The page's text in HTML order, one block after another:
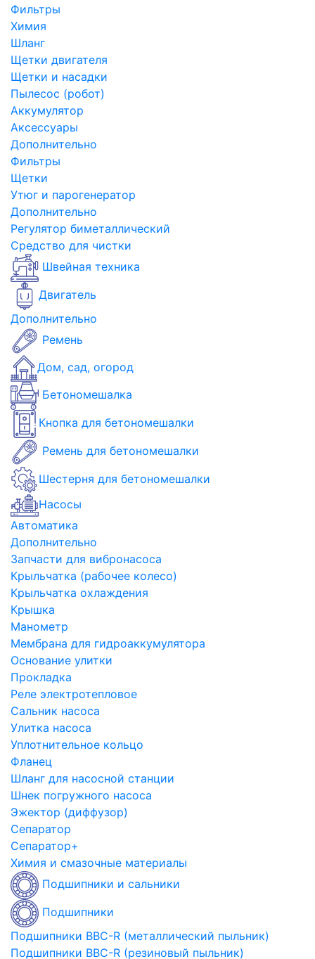
Фильтры
Химия
Шланг
Щетки двигателя
Щетки и насадки
Пылесос (робот)
Аккумулятор
Аксессуары
Дополнительно
Фильтры
Щетки
Утюг и парогенератор
Дополнительно
Регулятор биметаллический
Средство для чистки
Швейная техника
Двигатель
Дополнительно
Ремень
Дом, сад, огород
Бетономешалка
Кнопка для бетономешалки
Ремень для бетономешалки
Шестерня для бетономешалки
Насосы
Автоматика
Дополнительно
Запчасти для вибронасоса
Крыльчатка (рабочее колесо)
Крыльчатка охлаждения
Крышка
Манометр
Мембрана для гидроаккумулятора
Основание улитки
Прокладка
Реле электротепловое
Сальник насоса
Улитка насоса
Уплотнительное кольцо
Фланец
Шланг для насосной станции
Шнек погружного насоса
Эжектор (диффузор)
Сепаратор
Сепаратор+
Химия и смазочные материалы
Подшипники и сальники
Подшипники
Подшипники BBC-R (металлический пыльник)
Подшипники BBC-R (резиновый пыльник)